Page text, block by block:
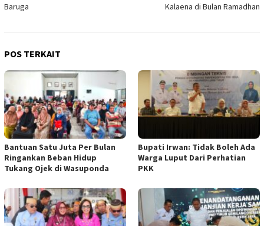
Baruga
Kalaena di Bulan Ramadhan
POS TERKAIT
Bantuan Satu Juta Per Bulan
Ringankan Beban Hidup
Tukang Ojek di Wasuponda
Bupati Irwan: Tidak Boleh Ada
Warga Luput Dari Perhatian
PKK